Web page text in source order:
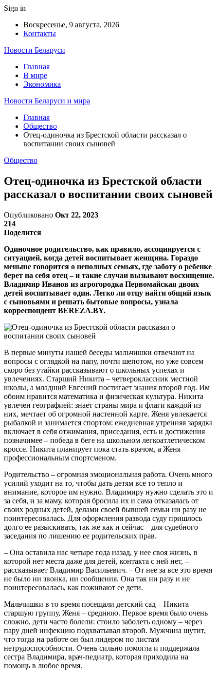
Sign in
Воскресенье, 9 августа, 2026
Контакты
Новости Беларуси
Главная
В мире
Экономика
Новости Беларуси и мира
Главная
Общество
Отец-одиночка из Брестской области рассказал о
воспитании своих сыновей
Общество
Отец-одиночка из Брестской области
рассказал о воспитании своих сыновей
Опубликовано Окт 22, 2023
214
Поделится
Одиночное родительство, как правило, ассоциируется с
ситуацией, когда детей воспитывает женщина. Гораздо
меньше говорится о неполных семьях, где заботу о ребенке
берет на себя отец – и такие случаи вызывают восхищение.
Владимир Иванов из агрогородка Первомайская двоих
детей воспитывает один. Легко ли отцу найти общий язык
с сыновьями и решать бытовые вопросы, узнала
корреспондент BEREZA.BY.
В первые минуты нашей беседы мальчишки отвечают на
вопросы с оглядкой на папу, почти шепотом, но уже совсем
скоро без утайки рассказывают о школьных успехах и
увлечениях. Старший Никита – четвероклассник местной
школы, а младший Евгений постигает знания второй год. Им
обоим нравится математика и физическая культура. Никита
увлечен географией: знает страны мира и флаги каждой из
них, мечтает об огромной настенной карте. Женя увлекается
рыбалкой и занимается спортом: ежедневная утренняя зарядка
включает в себя отжимания, приседания, есть и достижения
позначимее – победа в беге на школьном легкоатлетическом
кроссе. Никита планирует пока стать врачом, а Женя –
профессиональным спортсменом.
Родительство – огромная эмоциональная работа. Очень много
усилий уходит на то, чтобы дать детям все то тепло и
внимание, которое им нужно. Владимиру нужно сделать это и
за себя, и за маму, которая бросила их и сама отказалась от
своих родных детей, делами своей бывшей семьи ни разу не
поинтересовалась. Для оформления развода суду пришлось
долго ее разыскивать, так же как и сейчас – для судебного
заседания по лишению ее родительских прав.
– Она оставила нас четыре года назад, у нее своя жизнь, в
которой нет места даже для детей, контакта с ней нет, –
рассказывает Владимир Васильевич. – От нее за все это время
не было ни звонка, ни сообщения. Она так ни разу и не
поинтересовалась, как поживают ее дети.
Мальчишки в то время посещали детский сад – Никита
старшую группу, Женя – среднюю. Первое время было очень
сложно, дети часто болели: стоило заболеть одному – через
пару дней инфекцию подхватывал второй. Мужчина шутит,
что тогда на работе он был лидером по листам
нетрудоспособности. Очень сильно помогла и поддержала
сестра Владимира, врач-педиатр, которая приходила на
помощь в любое время.